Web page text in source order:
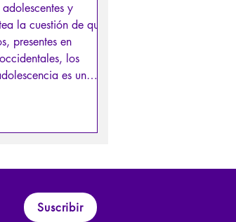
y
la cuestión de qué
presentes en
los
es un
Suscribir